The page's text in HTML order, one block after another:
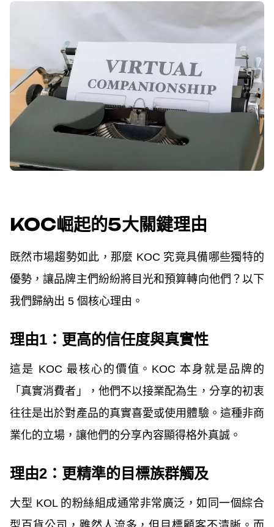
KOC崛起的5大關鍵理由
既然市場趨勢如此，那麼 KOC 究竟具備哪些獨特的
優勢，讓品牌主們紛紛將目光和預算轉向他們？以下
我們歸納出 5 個核心理由。
理由1：更高的信任度與真實性
這是 KOC 最核心的價值。KOC 本身就是品牌的
「真實消費者」，他們不以接業配為生，分享的初衷
往往是出於對產品的真實喜愛或使用體驗。這種非商
業化的立場，讓他們的分享內容顯得格外真誠。
理由2：更精準的目標族群觸及
大型 KOL 的粉絲組成通常非常廣泛，如同一個綜合